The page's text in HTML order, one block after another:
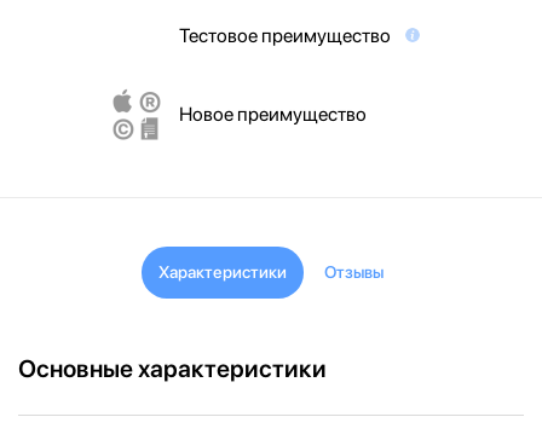
Тестовое преимущество
Новое преимущество
Характеристики Отзывы
Основные характеристики